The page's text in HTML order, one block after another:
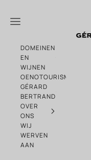
Menu
DOMEINEN
EN
WIJNEN
OENOTOURISME
GÉRARD
BERTRAND
OVER
ONS
WIJ
WERVEN
AAN